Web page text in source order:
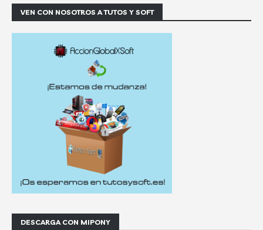
VEN CON NOSOTROS A TUTOS Y SOFT
DESCARGA CON MIPONY